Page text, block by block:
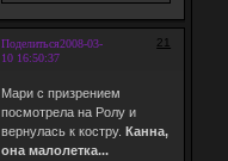
Поделиться 21
2008-03-
10 16:50:37
Мари с призрением
посмотрела на Ролу и
вернулась к костру. Канна,
она малолетка...